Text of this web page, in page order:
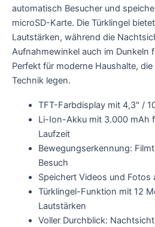
automatisch Besucher und
microSD-Karte. Die Türklingel
Lautstärken, während die
Aufnahmewinkel auch im Dunkeln
Perfekt für moderne Haushalte,
Technik legen.
TFT-Farbdisplay mit 4,3" /
Li-Ion-Akku mit 3.000 mAh
Laufzeit
Bewegungserkennung:
Besuch
Speichert Videos und Fotos
Türklingel-Funktion mit 12
Lautstärken
Voller Durchblick: